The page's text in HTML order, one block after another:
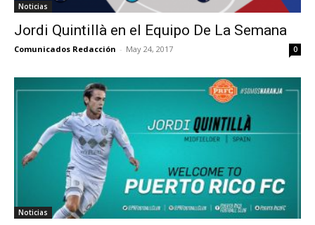
Noticias
Jordi Quintillà en el Equipo De La Semana
Comunicados Redacción - May 24, 2017 0
Noticias